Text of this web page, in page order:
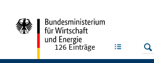
LISTE
126 Einträge